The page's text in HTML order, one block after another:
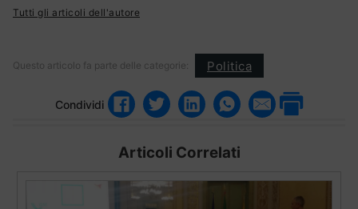
Tutti gli articoli dell'autore
Questo articolo fa parte delle categorie: Politica
Condividi
Articoli Correlati